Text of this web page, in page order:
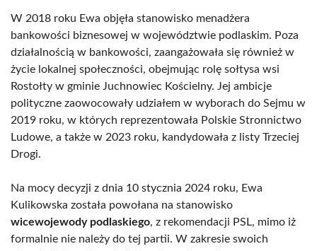
W 2018 roku Ewa objęła stanowisko menadżera
bankowości biznesowej w województwie podlaskim. Poza
działalnością w bankowości, zaangażowała się również w
życie lokalnej społeczności, obejmując rolę sołtysa wsi
Rostołty w gminie Juchnowiec Kościelny. Jej ambicje
polityczne zaowocowały udziałem w wyborach do Sejmu w
2019 roku, w których reprezentowała Polskie Stronnictwo
Ludowe, a także w 2023 roku, kandydowała z listy Trzeciej
Drogi.
Na mocy decyzji z dnia 10 stycznia 2024 roku, Ewa
Kulikowska została powołana na stanowisko
wicewojewody podlaskiego, z rekomendacji PSL, mimo iż
formalnie nie należy do tej partii. W zakresie swoich